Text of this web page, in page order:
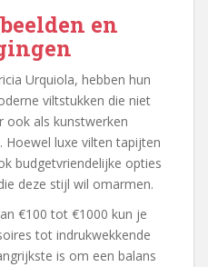
en
Urquiola, hebben hun
viltstukken die niet
ook als kunstwerken
Hoewel luxe vilten tapijten
budgetvriendelijke opties
deze stijl wil omarmen.
€100 tot €1000 kun je
tot indrukwekkende
is om een balans